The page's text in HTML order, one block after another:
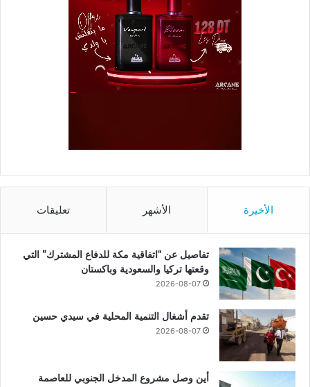
الأخيرة الأشهر تعليقات
تفاصيل عن “اتفاقية مكة للدفاع المشترك” التي
وقعتها تركيا والسعودية وباكستان
2026-08-07
تقدم أشغال التنمية المحلية في سيدي حسين
2026-08-07
أين وصل مشروع المدخل الجنوبي للعاصمة